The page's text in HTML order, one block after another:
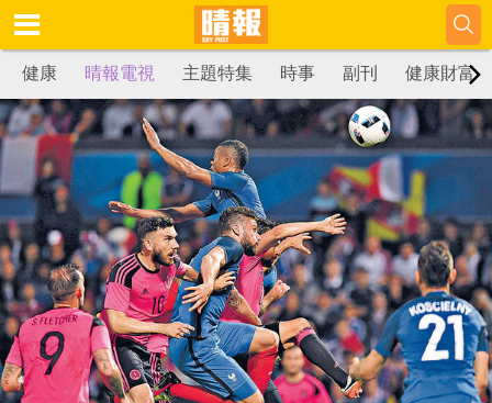
健康 晴報電視 主題特集 時事 副刊 健康財富